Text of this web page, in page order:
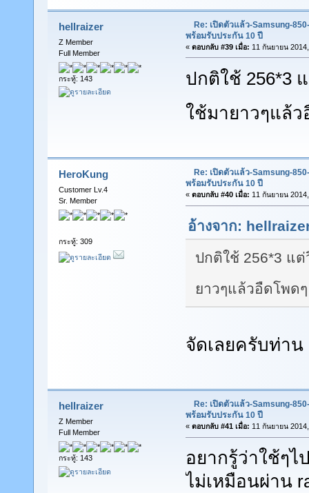
hellraizer
Z Member
Full Member
กระทู้: 143
Re: เปิดตัวแล้ว-Samsung-
พร้อมรับประกัน 10 ปี
« ตอบกลับ #39 เมื่อ: 11 กันยายน
ปกติใช้ 256*3
ใช้มายาวๆแล้
HeroKung
Customer Lv.4
Sr. Member
กระทู้: 309
Re: เปิดตัวแล้ว-Samsung-
พร้อมรับประกัน 10 ปี
« ตอบกลับ #40 เมื่อ: 11 กันยายน
อ้างจาก:
ปกติใช้ 256*3 แ
ยาวๆแล้วอืดโพด
จัดเลยครับท่าน
hellraizer
Z Member
Full Member
กระทู้: 143
Re: เปิดตัวแล้ว-Samsung-
พร้อมรับประกัน 10 ปี
« ตอบกลับ #41 เมื่อ: 11 กันยายน
อยากรู้ว่าใช้ๆไ
ไม่เหมือนผ่าน